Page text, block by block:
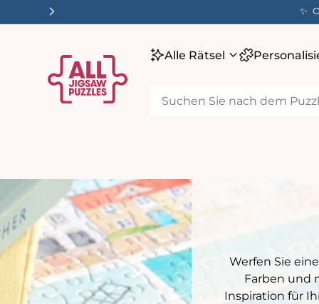
Willkommen bei All Jigsaw Puzzles –
Alle Rätsel
Werfen Sie
Farben und
Inspiration für